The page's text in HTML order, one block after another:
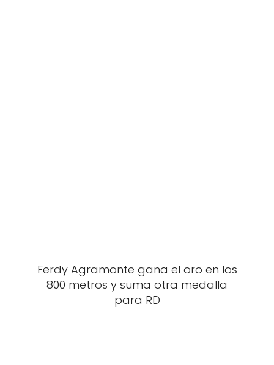
Ferdy Agramonte gana el oro en los
800 metros y suma otra medalla
para RD